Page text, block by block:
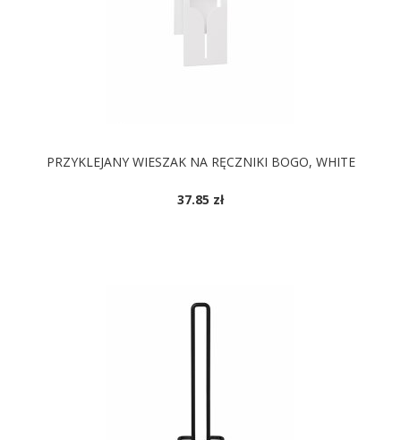
PRZYKLEJANY WIESZAK NA RĘCZNIKI BOGO, WHITE
37.85 zł